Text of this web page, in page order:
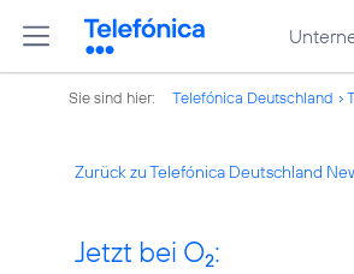
Sie sind hier: Telefónica Deutschland
Zurück zu Telefónica Deutschland
Jetzt bei O2: